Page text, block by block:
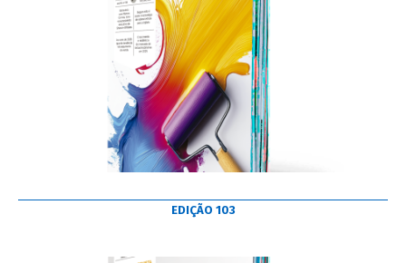
EDIÇÃO 103